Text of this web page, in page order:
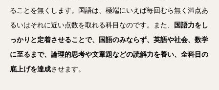
ることを無くします。国語は、極端にいえば毎回むら無く満点あ
るいはそれに近い点数を取れる科目なのです。また、
国語力をし
っかりと定着させることで、国語のみならず、英語や社会、数学
に至るまで、論理的思考や文章題などの読解力を養い、全科目の
底上げを達成させます。